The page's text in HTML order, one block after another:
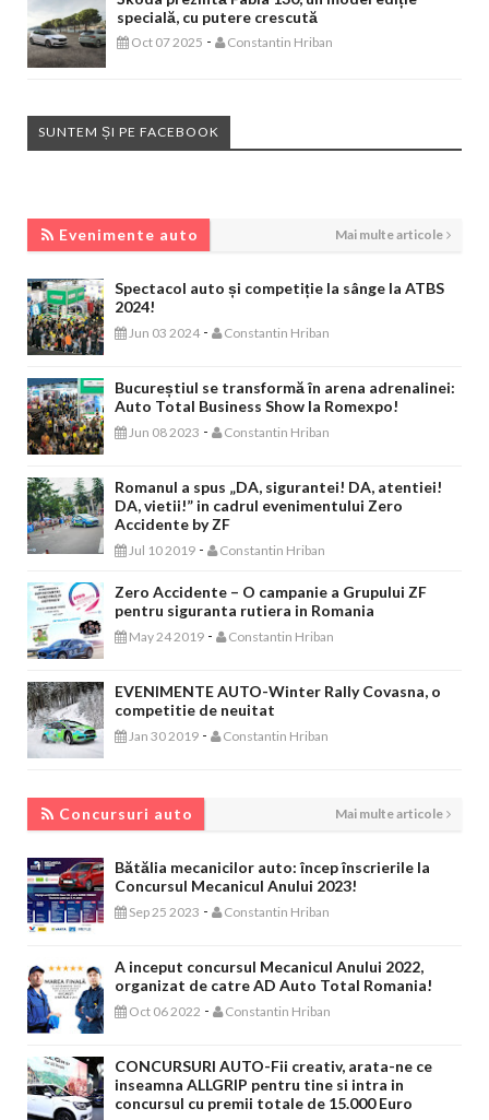
specială, cu putere crescută
Oct 07 2025 - Constantin Hriban
SUNTEM ȘI PE FACEBOOK
Evenimente auto Mai multe articole
Spectacol auto și competiție la sânge la ATBS
2024!
Jun 03 2024 - Constantin Hriban
Bucureștiul se transformă în arena adrenalinei:
Auto Total Business Show la Romexpo!
Jun 08 2023 - Constantin Hriban
Romanul a spus „DA, sigurantei! DA, atentiei!
DA, vietii!” in cadrul evenimentului Zero
Accidente by ZF
Jul 10 2019 - Constantin Hriban
Zero Accidente – O campanie a Grupului ZF
pentru siguranta rutiera in Romania
May 24 2019 - Constantin Hriban
EVENIMENTE AUTO-Winter Rally Covasna, o
competitie de neuitat
Jan 30 2019 - Constantin Hriban
Concursuri auto Mai multe articole
Bătălia mecanicilor auto: încep înscrierile la
Concursul Mecanicul Anului 2023!
Sep 25 2023 - Constantin Hriban
A inceput concursul Mecanicul Anului 2022,
organizat de catre AD Auto Total Romania!
Oct 06 2022 - Constantin Hriban
CONCURSURI AUTO-Fii creativ, arata-ne ce
inseamna ALLGRIP pentru tine si intra in
concursul cu premii totale de 15.000 Euro